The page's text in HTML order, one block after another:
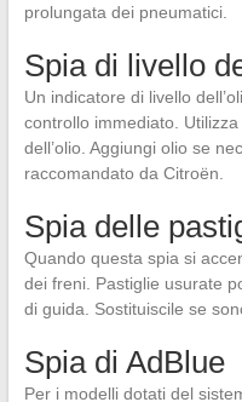
prolungata dei pneumatici.
Spia di livello
Un indicatore di livello
controllo immediato.
dell’olio. Aggiungi olio se
raccomandato da Citroën.
Spia delle
Quando questa spia si
dei freni. Pastiglie usurate
di guida. Sostituiscile se
Spia di AdBlue
Per i modelli dotati del